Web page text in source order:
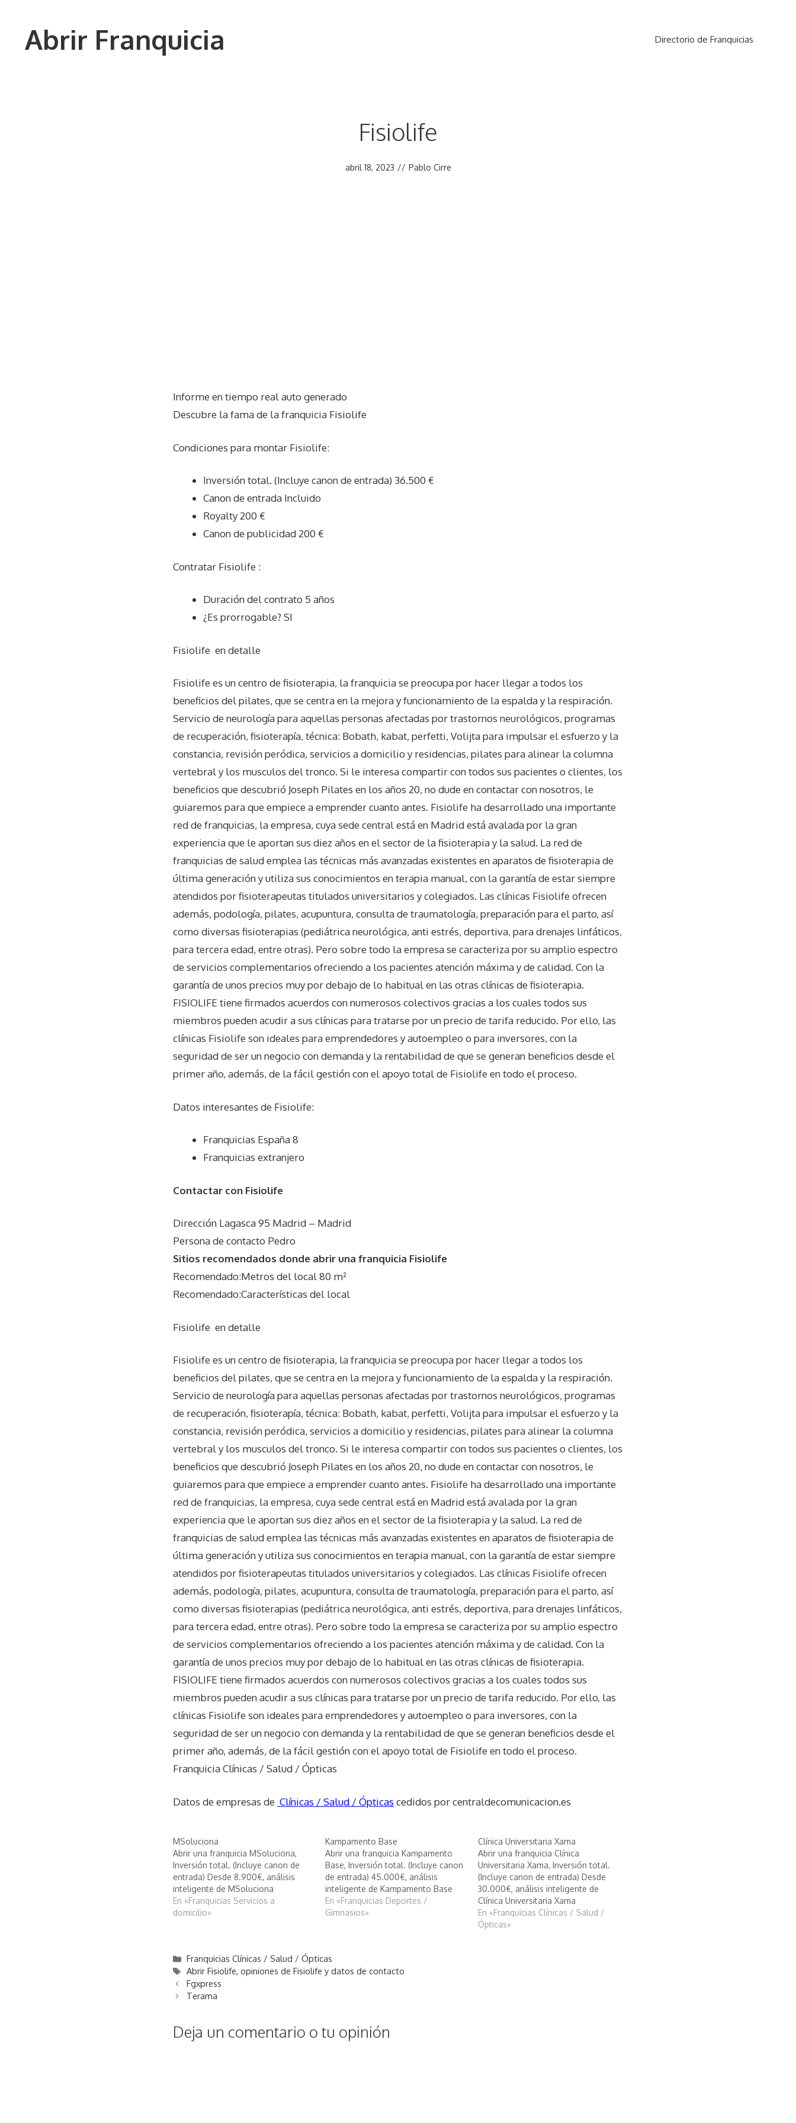
contenidoAbrir Franquicia Directorio de Franquicias
Fisiolife
abril 18, 2023 // Pablo Cirre
Informe en tiempo real auto generado
Descubre la fama de la franquicia Fisiolife
Condiciones para montar Fisiolife:
Inversión total. (Incluye canon de entrada) 36.500 €
Canon de entrada Incluido
Royalty 200 €
Canon de publicidad 200 €
Contratar Fisiolife :
Duración del contrato 5 años
¿Es prorrogable? SI
Fisiolife en detalle
Fisiolife es un centro de fisioterapia, la franquicia se preocupa por hacer llegar a todos los
beneficios del pilates, que se centra en la mejora y funcionamiento de la espalda y la respiración.
Servicio de neurología para aquellas personas afectadas por trastornos neurológicos, programas
de recuperación, fisioterapía, técnica: Bobath, kabat, perfetti, Volijta para impulsar el esfuerzo y la
constancia, revisión peródica, servicios a domicilio y residencias, pilates para alinear la columna
vertebral y los musculos del tronco. Si le interesa compartir con todos sus pacientes o clientes, los
beneficios que descubrió Joseph Pilates en los años 20, no dude en contactar con nosotros, le
guiaremos para que empiece a emprender cuanto antes. Fisiolife ha desarrollado una importante
red de franquicias, la empresa, cuya sede central está en Madrid está avalada por la gran
experiencia que le aportan sus diez años en el sector de la fisioterapia y la salud. La red de
franquicias de salud emplea las técnicas más avanzadas existentes en aparatos de fisioterapia de
última generación y utiliza sus conocimientos en terapia manual, con la garantía de estar siempre
atendidos por fisioterapeutas titulados universitarios y colegiados. Las clínicas Fisiolife ofrecen
además, podología, pilates, acupuntura, consulta de traumatología, preparación para el parto, así
como diversas fisioterapias (pediátrica neurológica, anti estrés, deportiva, para drenajes linfáticos,
para tercera edad, entre otras). Pero sobre todo la empresa se caracteriza por su amplio espectro
de servicios complementarios ofreciendo a los pacientes atención máxima y de calidad. Con la
garantía de unos precios muy por debajo de lo habitual en las otras clínicas de fisioterapia.
FISIOLIFE tiene firmados acuerdos con numerosos colectivos gracias a los cuales todos sus
miembros pueden acudir a sus clínicas para tratarse por un precio de tarifa reducido. Por ello, las
clínicas Fisiolife son ideales para emprendedores y autoempleo o para inversores, con la
seguridad de ser un negocio con demanda y la rentabilidad de que se generan beneficios desde el
primer año, además, de la fácil gestión con el apoyo total de Fisiolife en todo el proceso.
Datos interesantes de Fisiolife:
Franquicias España 8
Franquicias extranjero
Contactar con Fisiolife
Dirección Lagasca 95 Madrid – Madrid
Persona de contacto Pedro
Sitios recomendados donde abrir una franquicia Fisiolife
Recomendado:Metros del local 80 m²
Recomendado:Características del local
Fisiolife en detalle
Fisiolife es un centro de fisioterapia, la franquicia se preocupa por hacer llegar a todos los
beneficios del pilates, que se centra en la mejora y funcionamiento de la espalda y la respiración.
Servicio de neurología para aquellas personas afectadas por trastornos neurológicos, programas
de recuperación, fisioterapía, técnica: Bobath, kabat, perfetti, Volijta para impulsar el esfuerzo y la
constancia, revisión peródica, servicios a domicilio y residencias, pilates para alinear la columna
vertebral y los musculos del tronco. Si le interesa compartir con todos sus pacientes o clientes, los
beneficios que descubrió Joseph Pilates en los años 20, no dude en contactar con nosotros, le
guiaremos para que empiece a emprender cuanto antes. Fisiolife ha desarrollado una importante
red de franquicias, la empresa, cuya sede central está en Madrid está avalada por la gran
experiencia que le aportan sus diez años en el sector de la fisioterapia y la salud. La red de
franquicias de salud emplea las técnicas más avanzadas existentes en aparatos de fisioterapia de
última generación y utiliza sus conocimientos en terapia manual, con la garantía de estar siempre
atendidos por fisioterapeutas titulados universitarios y colegiados. Las clínicas Fisiolife ofrecen
además, podología, pilates, acupuntura, consulta de traumatología, preparación para el parto, así
como diversas fisioterapias (pediátrica neurológica, anti estrés, deportiva, para drenajes linfáticos,
para tercera edad, entre otras). Pero sobre todo la empresa se caracteriza por su amplio espectro
de servicios complementarios ofreciendo a los pacientes atención máxima y de calidad. Con la
garantía de unos precios muy por debajo de lo habitual en las otras clínicas de fisioterapia.
FISIOLIFE tiene firmados acuerdos con numerosos colectivos gracias a los cuales todos sus
miembros pueden acudir a sus clínicas para tratarse por un precio de tarifa reducido. Por ello, las
clínicas Fisiolife son ideales para emprendedores y autoempleo o para inversores, con la
seguridad de ser un negocio con demanda y la rentabilidad de que se generan beneficios desde el
primer año, además, de la fácil gestión con el apoyo total de Fisiolife en todo el proceso.
Franquicia Clínicas / Salud / Ópticas
Datos de empresas de Clínicas / Salud / Ópticas cedidos por centraldecomunicacion.es
MSoluciona
Abrir una franquicia MSoluciona,
Inversión total. (Incluye canon de
entrada) Desde 8.900€, análisis
inteligente de MSoluciona
En «Franquicias Servicios a
domicilio»
Kampamento Base
Abrir una franquicia Kampamento
Base, Inversión total. (Incluye canon
de entrada) 45.000€, análisis
inteligente de Kampamento Base
En «Franquicias Deportes /
Gimnasios»
Clínica Universitaria Xama
Abrir una franquicia Clínica
Universitaria Xama, Inversión total.
(Incluye canon de entrada) Desde
30.000€, análisis inteligente de
Clínica Universitaria Xama
En «Franquicias Clínicas / Salud /
Ópticas»
Categorías
Franquicias Clínicas / Salud / Ópticas
Etiquetas
Abrir Fisiolife,opiniones de Fisiolife y datos de contacto
Fgxpress
Terama
Deja un comentario o tu opinión